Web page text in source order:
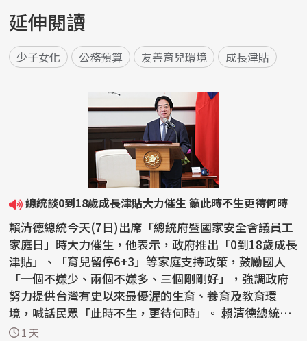
延伸閱讀
少子女化 公務預算 友善育兒環境 成長津貼
總統談0到18歲成長津貼大力催生 籲此時不生更待何時
賴清德總統今天(7日)出席「總統府暨國家安全會議員工
家庭日」時大力催生，他表示，政府推出「0到18歲成長
津貼」、「育兒留停6+3」等家庭支持政策，鼓勵國人
「一個不嫌少、兩個不嫌多、三個剛剛好」，強調政府
努力提供台灣有史以來最優渥的生育、養育及教育環
境，喊話民眾「此時不生，更待何時」。 賴清德總統7
日出席...
1 天